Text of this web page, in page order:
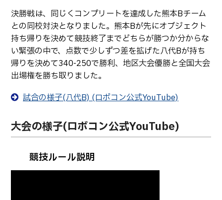
決勝戦は、同じくコンプリートを達成した熊本Bチーム
との同校対決となりました。熊本Bが先にオブジェクト
持ち帰りを決めて競技終了までどちらが勝つか分からな
い緊張の中で、点数で少しずつ差を拡げた八代Bが持ち
帰りを決めて340-250で勝利、地区大会優勝と全国大会
出場権を勝ち取りました。
試合の様子(八代B) (ロボコン公式YouTube)
大会の様子(ロボコン公式YouTube)
競技ルール説明